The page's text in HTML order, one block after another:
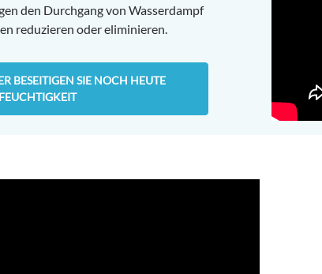
den Durchgang von Wasserdampf
reduzieren oder eliminieren.
BESEITIGEN SIE NOCH HEUTE
FEUCHTIGKEIT